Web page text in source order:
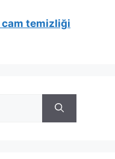
cam temizliği